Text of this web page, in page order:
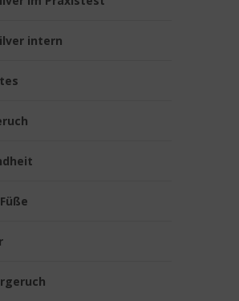
intern